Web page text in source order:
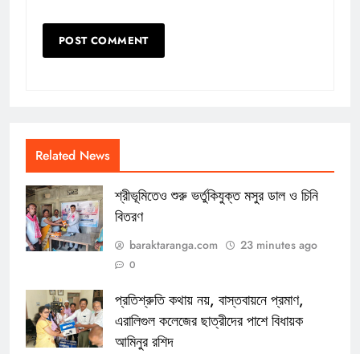
Related News
শ্রীভূমিতেও শুরু ভর্তুকিযুক্ত মসুর ডাল ও চিনি
বিতরণ
baraktaranga.com 23 minutes ago
0
প্রতিশ্রুতি কথায় নয়, বাস্তবায়নে প্রমাণ,
এরালিগুল কলেজের ছাত্রীদের পাশে বিধায়ক
আমিনুর রশিদ